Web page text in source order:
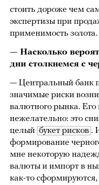
стоить дороже чем
экспертизы при
применимость золота.
— Насколько
дни столкнемся с
— Центральный банк
значимые риски
валютного рынка. Его
нежелательно: это
целый букет рисков .
формирование
мне некоторую
валюты и импорт в
как-то